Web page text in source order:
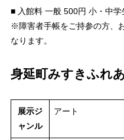
■ 入館料 一般 500円 小・中
※障害者手帳をご持参の方、
なります。
身延町みすきふれ
展示ジ
ャンル
アート